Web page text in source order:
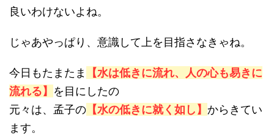
良いわけないよね。
じゃあやっぱり、意識して上を目指さなきゃね。
今日もたまたま
【水は低きに流れ、人の心も易きに
流れる】 を目にしたの
元々は、孟子の 【水の低きに就く如し】 からきてい
ます。